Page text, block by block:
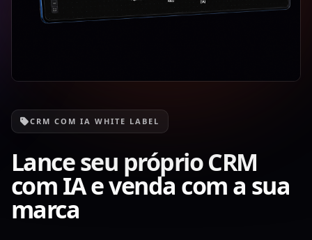
CRM COM IA WHITE LABEL
Lance seu próprio CRM
com IA e venda com a sua
marca